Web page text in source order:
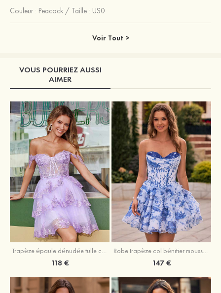
Couleur : Peacock / Taille : US0
Voir Tout >
VOUS POURRIEZ AUSSI
AIMER
Trapèze épaule dénudée tulle courte/mini robe de fête de la rentrée avec paillettes
118 €
Robe trapèze col bénitier mousseline courte/mini robe de fête de la rentrée avec appliqué
147 €